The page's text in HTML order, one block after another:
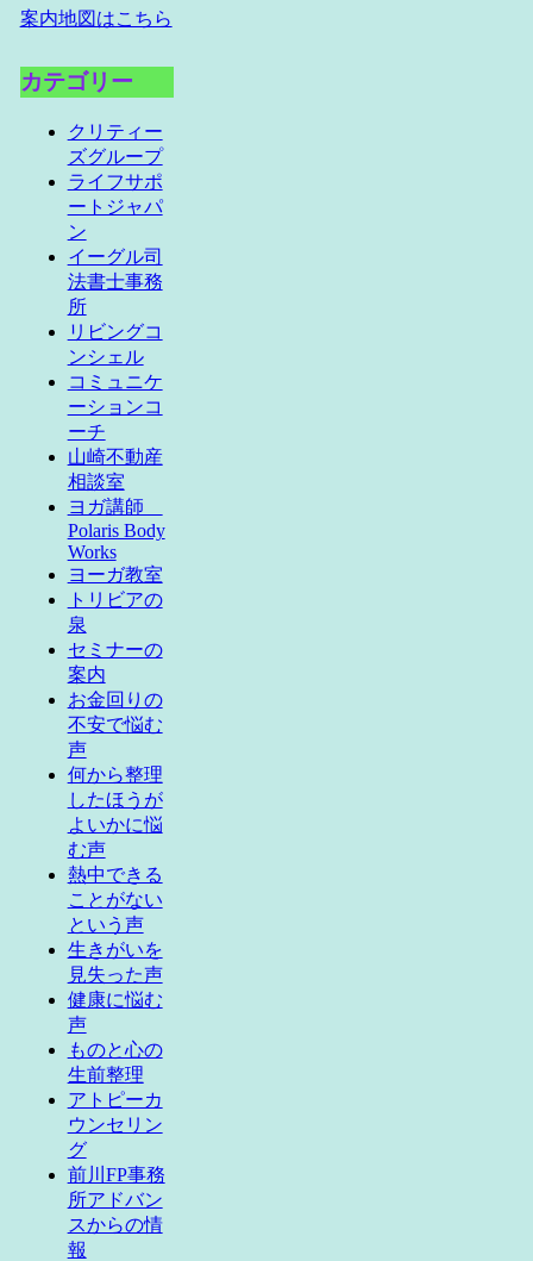
案内地図はこちら
カテゴリー
クリティー
ズグループ
ライフサポ
ートジャパ
ン
イーグル司
法書士事務
所
リビングコ
ンシェル
コミュニケ
ーションコ
ーチ
山崎不動産
相談室
ヨガ講師
Polaris Body
Works
ヨーガ教室
トリビアの
泉
セミナーの
案内
お金回りの
不安で悩む
声
何から整理
したほうが
よいかに悩
む声
熱中できる
ことがない
という声
生きがいを
見失った声
健康に悩む
声
ものと心の
生前整理
アトピーカ
ウンセリン
グ
前川FP事務
所アドバン
スからの情
報